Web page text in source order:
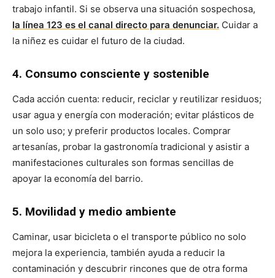
trabajo infantil. Si se observa una situación sospechosa,
la línea 123 es el canal directo para denunciar. Cuidar a
la niñez es cuidar el futuro de la ciudad.
4. Consumo consciente y sostenible
Cada acción cuenta: reducir, reciclar y reutilizar residuos;
usar agua y energía con moderación; evitar plásticos de
un solo uso; y preferir productos locales. Comprar
artesanías, probar la gastronomía tradicional y asistir a
manifestaciones culturales son formas sencillas de
apoyar la economía del barrio.
5. Movilidad y medio ambiente
Caminar, usar bicicleta o el transporte público no solo
mejora la experiencia, también ayuda a reducir la
contaminación y descubrir rincones que de otra forma